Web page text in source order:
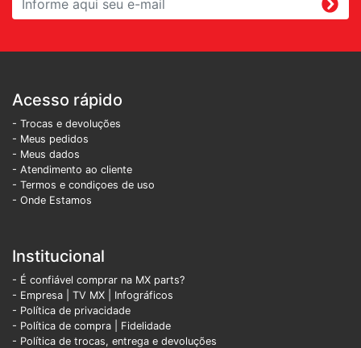
Acesso rápido
- Trocas e devoluções
- Meus pedidos
- Meus dados
- Atendimento ao cliente
- Termos e condiçoes de uso
- Onde Estamos
Institucional
- É confiável comprar na MX parts?
- Empresa
TV MX
Infográficos
- Política de privacidade
- Política de compra | Fidelidade
- Política de trocas, entrega e devoluções